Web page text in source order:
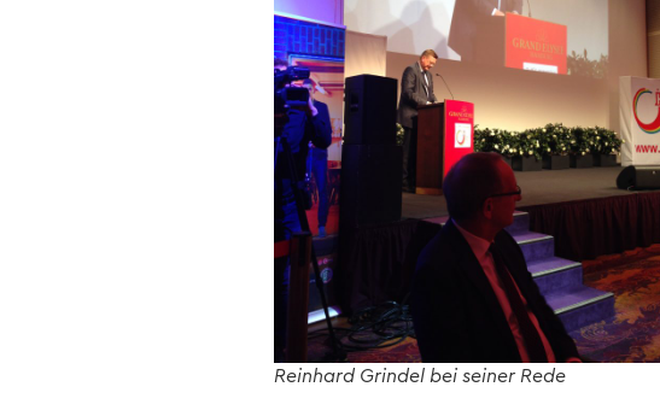
Reinhard Grindel bei seiner Rede